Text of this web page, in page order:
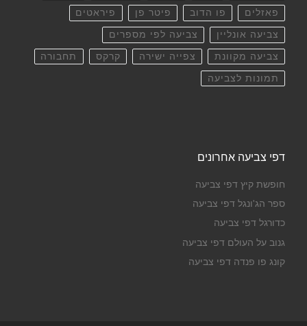
פאזלים פו הדוב פיטר פן פיראטים
צביעה אונליין צביעה לפי מספרים
צביעה מקוונת צפייה ישירה קרקס תחבורה
תמונות לצביעה
דפי צביעה אחרונים
חופשת קיץ דפי צביעה
ספר הג'ונגל דפי צביעה
כדורגל דפי צביעה
גנוב על העולם דפי צביעה
קונג פו פנדה דפי צביעה